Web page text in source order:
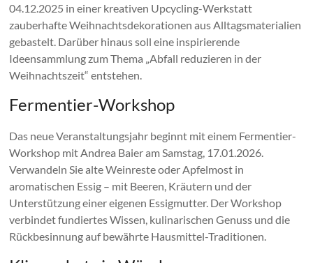
04.12.2025 in einer kreativen Upcycling-Werkstatt
zauberhafte Weihnachtsdekorationen aus Alltagsmaterialien
gebastelt. Darüber hinaus soll eine inspirierende
Ideensammlung zum Thema „Abfall reduzieren in der
Weihnachtszeit“ entstehen.
Fermentier-Workshop
Das neue Veranstaltungsjahr beginnt mit einem Fermentier-
Workshop mit Andrea Baier am Samstag, 17.01.2026.
Verwandeln Sie alte Weinreste oder Apfelmost in
aromatischen Essig – mit Beeren, Kräutern und der
Unterstützung einer eigenen Essigmutter. Der Workshop
verbindet fundiertes Wissen, kulinarischen Genuss und die
Rückbesinnung auf bewährte Hausmittel-Traditionen.